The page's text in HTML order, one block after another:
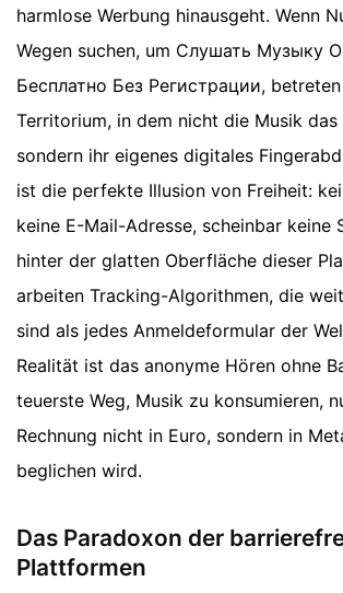
harmlose Werbung hinausgeht. Wenn
Wegen suchen, um Слушать Музыку
Бесплатно Без Регистрации,
Territorium, in dem nicht die Musik
sondern ihr eigenes digitales
ist die perfekte Illusion von Freiheit:
keine E-Mail-Adresse, scheinbar keine
hinter der glatten Oberfläche dieser
arbeiten Tracking-Algorithmen, die
sind als jedes Anmeldeformular der
Realität ist das anonyme Hören ohne
teuerste Weg, Musik zu konsumieren,
Rechnung nicht in Euro, sondern in
beglichen wird.
Das Paradoxon der
Plattformen